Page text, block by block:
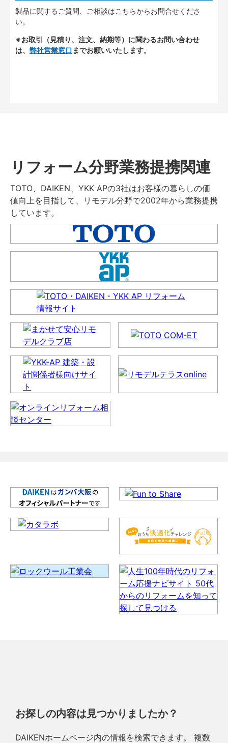
製品に関するご質問、ご相談はこちらからお問合せくださ
い。
※お取引（見積り、注文、納期等）に関わるお問い合わせ
は、 弊社営業窓口 までお願いいたします。
リフォーム分野業務提携関連
TOTO、DAIKEN、YKK APの3社はお客様の暮らしの価
値向上を目指して、リモデル分野で2002年から業務提携
しています。
お探しの内容は見つかりましたか？
DAIKENホームページ内の情報を検索できます。 複数